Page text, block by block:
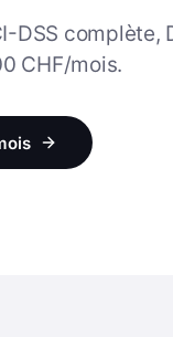
DSS complète,
CHF/mois.